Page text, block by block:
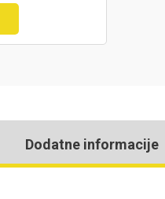
Dodatne informacije